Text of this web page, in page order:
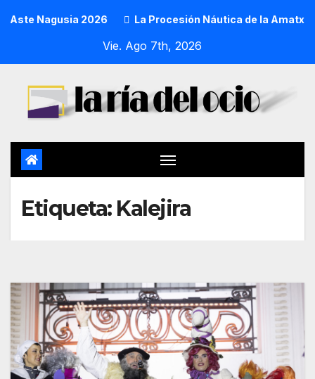
Nagusia 2026 La Procesión Náutica de la Amatxu de
Vie. Ago 7th, 2026
Etiqueta: Kalejira